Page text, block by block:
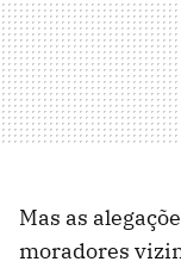
Mas as
moradores